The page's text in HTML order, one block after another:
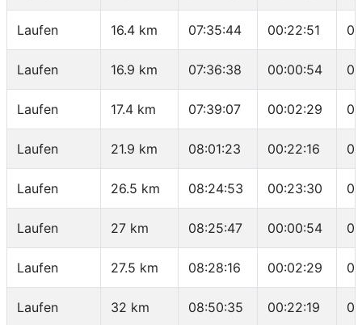
Laufen 16.4 km 07:35:44 00:22:51
Laufen 16.9 km 07:36:38 00:00:54
Laufen 17.4 km 07:39:07 00:02:29
Laufen 21.9 km 08:01:23 00:22:16
Laufen 26.5 km 08:24:53 00:23:30
Laufen 27 km 08:25:47 00:00:54
Laufen 27.5 km 08:28:16 00:02:29
Laufen 32 km 08:50:35 00:22:19